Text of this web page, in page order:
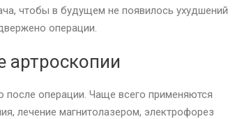
чтобы в будущем не появилось ухудшений
операции.
артроскопии
операции. Чаще всего применяются
лечение магнитолазером, электрофорез